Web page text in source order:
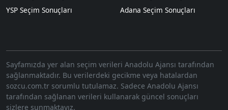
YSP Seçim Sonuçları
Adana Seçim Sonuçları
Sayfamızda yer alan seçim verileri Anadolu Ajansı tarafından
sağlanmaktadır. Bu verilerdeki gecikme veya hatalardan
sozcu.com.tr sorumlu tutulamaz. Sadece Anadolu Ajansı
tarafından sağlanan verileri kullanarak güncel sonuçları
sizlere sunmaktayız.